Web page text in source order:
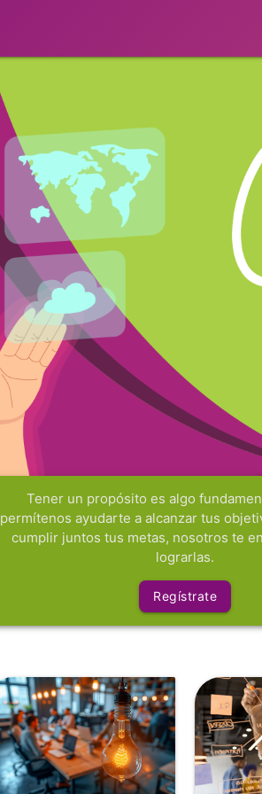
Tener un propósito es algo
permítenos ayudarte a alcanzar tus
cumplir juntos tus metas, nosotros te
lograrlas.
Regístrate